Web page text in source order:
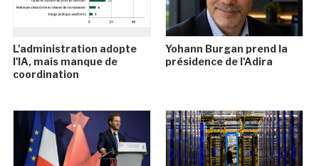
L'administration adopte
l'IA, mais manque de
coordination
Yohann Burgan prend la
présidence de l'Adira